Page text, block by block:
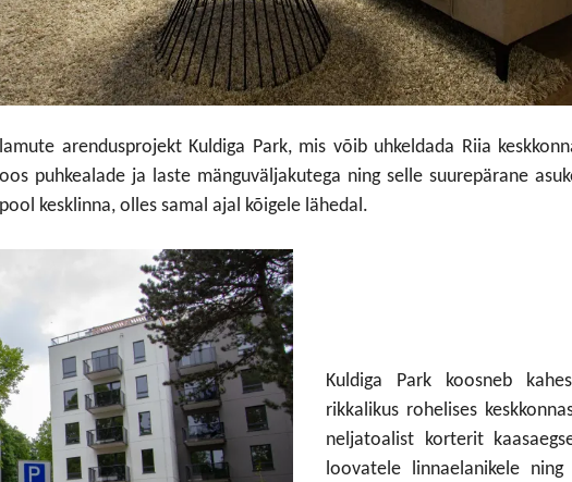
arendusprojekt Kuldiga Park, mis võib uhkeldada Riia
puhkealade ja laste mänguväljakutega ning selle suurepärane
kesklinna, olles samal ajal kõigele lähedal.
Kuldiga Park koosneb
rikkalikus rohelises
neljatoalist korterit
loovatele linnaelanikele